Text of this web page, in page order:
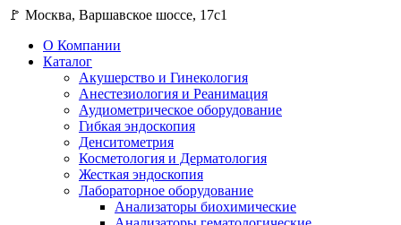
🚩 Москва, Варшавское шоссе, 17с1
О Компании
Каталог
Акушерство и Гинекология
Анестезиология и Реанимация
Аудиометрическое оборудование
Гибкая эндоскопия
Денситометрия
Косметология и Дерматология
Жесткая эндоскопия
Лабораторное оборудование
Анализаторы биохимические